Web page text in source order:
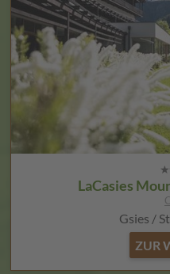
LaCasies
Gsies /
ZUR